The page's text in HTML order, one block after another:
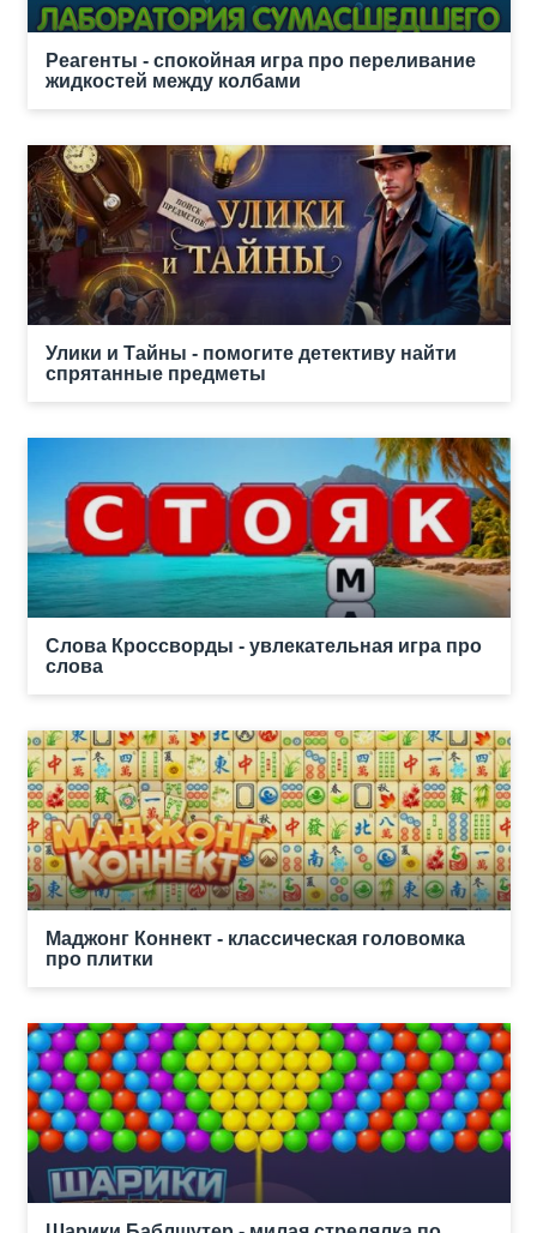
Реагенты - спокойная игра про переливание
жидкостей между колбами
Улики и Тайны - помогите детективу найти
спрятанные предметы
Слова Кроссворды - увлекательная игра про
слова
Маджонг Коннект - классическая головомка
про плитки